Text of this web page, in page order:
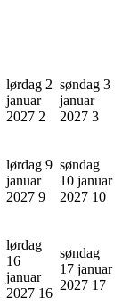
lørdag 2
januar
2027 2
søndag 3
januar
2027 3
lørdag 9
januar
2027 9
søndag
10 januar
2027 10
lørdag
16
januar
2027 16
søndag
17 januar
2027 17